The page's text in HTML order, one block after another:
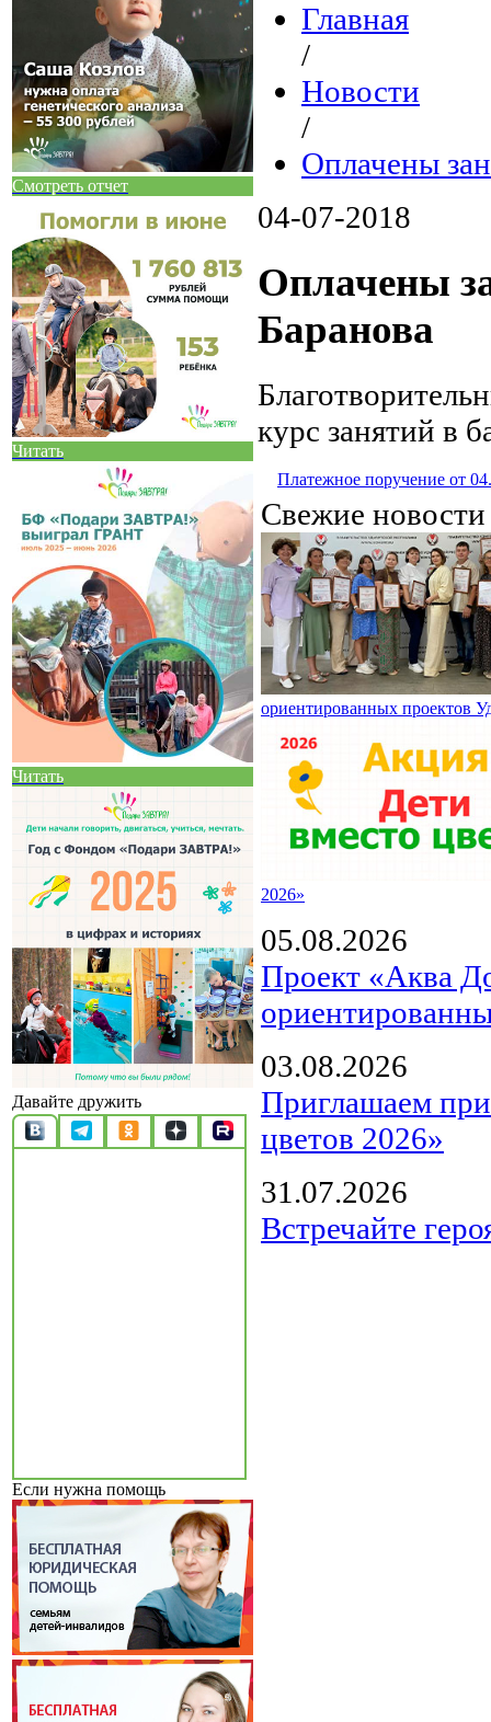
Смотреть отчет
Читать
Читать
Давайте дружить
Если нужна помощь
Главная
/
Новости
/
Оплачены
04-07-2018
Оплачены
Баранова
курс занятий в
Платежное поручение от
Свежие
ориентированных проектов
2026»
05.08.2026
Проект «Аква
03.08.2026
Приглашаем
цветов 2026»
31.07.2026
Встречайте